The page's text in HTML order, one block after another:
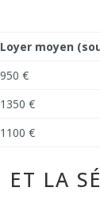
Loyer moyen
950 €
1350 €
1100 €
LA